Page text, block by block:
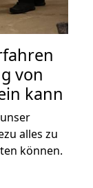
von
kann
alles zu
können.